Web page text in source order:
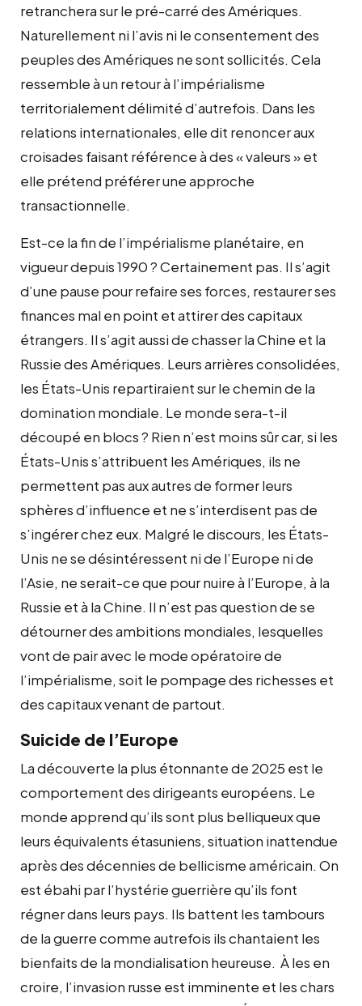
retranchera sur le pré-carré des Amériques.
Naturellement ni l’avis ni le consentement des
peuples des Amériques ne sont sollicités. Cela
ressemble à un retour à l’impérialisme
territorialement délimité d’autrefois. Dans les
relations internationales, elle dit renoncer aux
croisades faisant référence à des « valeurs » et
elle prétend préférer une approche
transactionnelle.
Est-ce la fin de l’impérialisme planétaire, en
vigueur depuis 1990 ? Certainement pas. Il s’agit
d’une pause pour refaire ses forces, restaurer ses
finances mal en point et attirer des capitaux
étrangers. Il s’agit aussi de chasser la Chine et la
Russie des Amériques. Leurs arrières consolidées,
les États-Unis repartiraient sur le chemin de la
domination mondiale. Le monde sera-t-il
découpé en blocs ? Rien n’est moins sûr car, si les
États-Unis s’attribuent les Amériques, ils ne
permettent pas aux autres de former leurs
sphères d’influence et ne s’interdisent pas de
s’ingérer chez eux. Malgré le discours, les États-
Unis ne se désintéressent ni de l’Europe ni de
l’Asie, ne serait-ce que pour nuire à l’Europe, à la
Russie et à la Chine. Il n’est pas question de se
détourner des ambitions mondiales, lesquelles
vont de pair avec le mode opératoire de
l’impérialisme, soit le pompage des richesses et
des capitaux venant de partout.
Suicide de l’Europe
La découverte la plus étonnante de 2025 est le
comportement des dirigeants européens. Le
monde apprend qu’ils sont plus belliqueux que
leurs équivalents étasuniens, situation inattendue
après des décennies de bellicisme américain. On
est ébahi par l’hystérie guerrière qu’ils font
régner dans leurs pays. Ils battent les tambours
de la guerre comme autrefois ils chantaient les
bienfaits de la mondialisation heureuse. À les en
croire, l’invasion russe est imminente et les chars